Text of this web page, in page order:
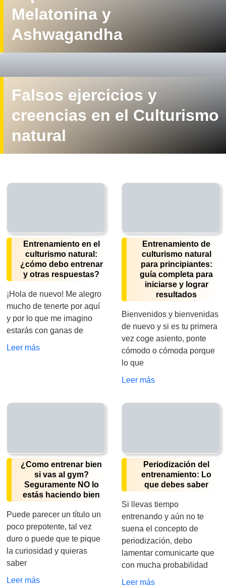
Melatonina y
Ashwagandha
Falsos ejercicios y
creencias en el Culturismo
natural
Entrenamiento en el
culturismo natural:
¿cómo debo entrenar
y otras respuestas?
¡Hola de nuevo! Me alegro
mucho de tenerte por aquí
y por lo que me imagino
estarás con ganas de
Leer más
Entrenamiento de
culturismo natural
para principiantes:
guía completa para
iniciarse y lograr
resultados
Bienvenidos y bienvenidas
de nuevo y si es tu primera
vez coge asiento, ponte
cómodo o cómoda porque
lo que
Leer más
¿Como entrenar bien
si vas al gym?
Seguramente NO lo
estás haciendo bien
Puede parecer un título un
poco prepotente, tal vez
duro o puede que te pique
la curiosidad y quieras
saber
Leer más
Periodización del
entrenamiento: Lo
que debes saber
Si llevas tiempo
entrenando y aún no te
suena el concepto de
periodización, debo
lamentar comunicarte que
con mucha probabilidad
Leer más